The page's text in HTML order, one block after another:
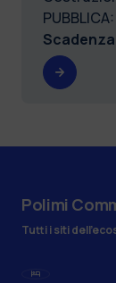
Scadenza
Polimi
Tutti i siti